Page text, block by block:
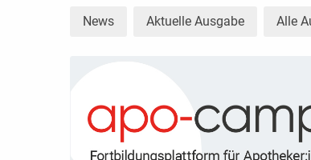
News Aktuelle Ausgabe Alle